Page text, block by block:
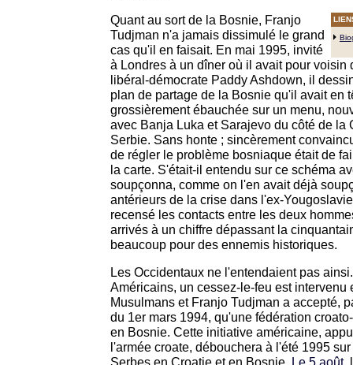
Quant au sort de la Bosnie, Franjo
Tudjman n'a jamais dissimulé le grand
cas qu'il en faisait. En mai 1995, invité
à Londres à un dîner où il avait pour voisin
libéral-démocrate Paddy Ashdown, il
plan de partage de la Bosnie qu'il avait en
grossièrement ébauchée sur un menu,
avec Banja Luka et Sarajevo du côté de la
Serbie. Sans honte ; sincèrement
de régler le problème bosniaque était de
la carte. S'était-il entendu sur ce schéma
soupçonna, comme on l'en avait déjà
antérieurs de la crise dans l'ex-
recensé les contacts entre les deux
arrivés à un chiffre dépassant la
beaucoup pour des ennemis historiques.
Les Occidentaux ne l'entendaient pas
Américains, un cessez-le-feu est intervenu
Musulmans et Franjo Tudjman a accepté,
du 1er mars 1994, qu'une fédération
en Bosnie. Cette initiative américaine,
l'armée croate, débouchera à l'été 1995
Serbes en Croatie et en Bosnie. Le 5 août,